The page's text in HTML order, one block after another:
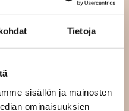
Tietoja
sisällön ja mainosten
ominaisuuksien